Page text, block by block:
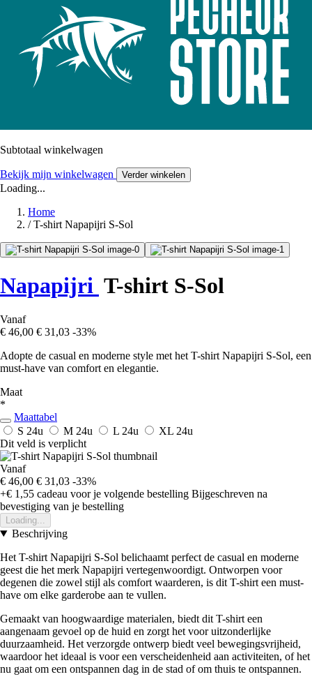
Subtotaal winkelwagen
Bekijk mijn winkelwagen Verder winkelen
Loading...
Home
/ T-shirt Napapijri S-Sol
Napapijri T-shirt S-Sol
Vanaf
€ 46,00 € 31,03 -33%
Adopte de casual en moderne style met het T-shirt Napapijri S-Sol, een
must-have van comfort en elegantie.
Maat
*
Maattabel
S 24u M 24u L 24u XL 24u
Dit veld is verplicht
Vanaf
€ 46,00 € 31,03 -33%
+€ 1,55 cadeau voor je volgende bestelling Bijgeschreven na
bevestiging van je bestelling
Loading...
Beschrijving
Het T-shirt Napapijri S-Sol belichaamt perfect de casual en moderne
geest die het merk Napapijri vertegenwoordigt. Ontworpen voor
degenen die zowel stijl als comfort waarderen, is dit T-shirt een must-
have om elke garderobe aan te vullen.
Gemaakt van hoogwaardige materialen, biedt dit T-shirt een
aangenaam gevoel op de huid en zorgt het voor uitzonderlijke
duurzaamheid. Het verzorgde ontwerp biedt veel bewegingsvrijheid,
waardoor het ideaal is voor een verscheidenheid aan activiteiten, of het
nu gaat om een ontspannen dag in de stad of om thuis te ontspannen.